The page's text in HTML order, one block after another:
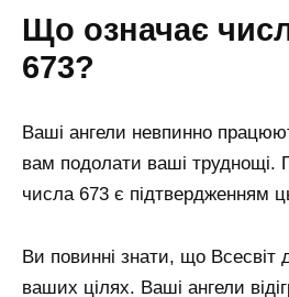
Що означає
673?
Ваші ангели невпинно
вам подолати ваші труднощі.
числа 673 є підтвердженням
Ви повинні знати, що Всесвіт
ваших цілях. Ваші ангели